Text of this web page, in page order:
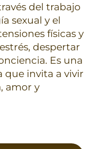
del trabajo
sexual y el
físicas y
despertar
Es una
que invita a vivir
amor y